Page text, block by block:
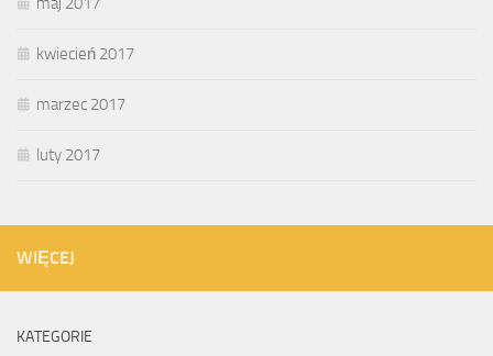
kwiecień 2017
marzec 2017
luty 2017
WIĘCEJ
KATEGORIE